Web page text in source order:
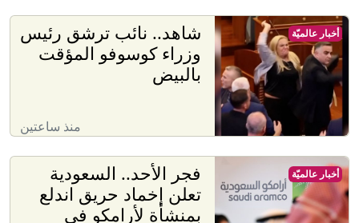
شاهد.. نائب ترشق رئيس
وزراء كوسوفو المؤقت
بالبيض
منذ ساعتين
أخبار عالميّة
فجر الأحد.. السعودية
تعلن إخماد حريق اندلع
بمنشأة لأرامكو في
أخبار عالميّة